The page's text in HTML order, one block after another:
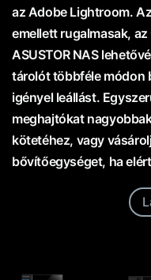
az Adobe Lightroom.
emellett rugalmasak,
ASUSTOR NAS
tárolót többféle módon
igényel leállást.
meghajtókat
kötetéhez, vagy
bővítőegységet, ha